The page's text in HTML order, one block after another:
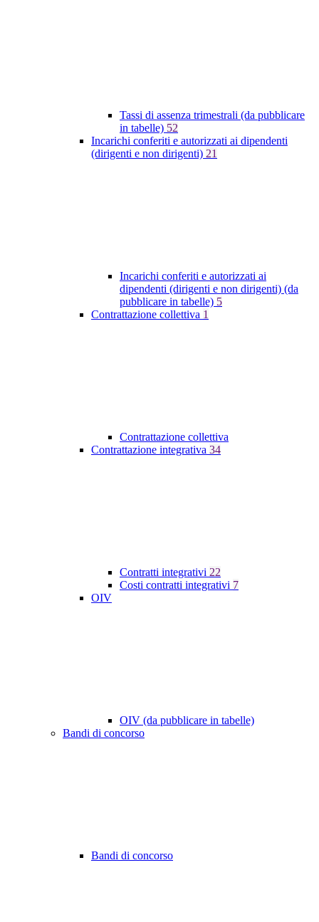
Tassi di assenza trimestrali (da pubblicare
in tabelle) 52
Incarichi conferiti e autorizzati ai dipendenti
(dirigenti e non dirigenti) 21
Incarichi conferiti e autorizzati ai
dipendenti (dirigenti e non dirigenti) (da
pubblicare in tabelle) 5
Contrattazione collettiva 1
Contrattazione collettiva
Contrattazione integrativa 34
Contratti integrativi 22
Costi contratti integrativi 7
OIV
OIV (da pubblicare in tabelle)
Bandi di concorso
Bandi di concorso